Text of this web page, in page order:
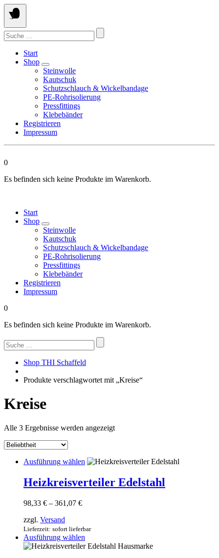
Springen
Sie
zum
Inhalt
Suchen
nach:
Start
Shop
Steinwolle
Kautschuk
Schutzschlauch & Wickelbandage
PE-Rohrisolierung
Pressfittings
Klebebänder
Registrieren
Impressum
0
Es befinden sich keine Produkte im Warenkorb.
Start
Shop
Steinwolle
Kautschuk
Schutzschlauch & Wickelbandage
PE-Rohrisolierung
Pressfittings
Klebebänder
Registrieren
Impressum
0
Es befinden sich keine Produkte im Warenkorb.
Suchen
nach:
Shop THI Schaffeld
Produkte verschlagwortet mit „Kreise“
Kreise
Alle 3 Ergebnisse werden angezeigtNach
Ausführung wählen Dieses
weist
mehrere
können
der
Heizkreisverteiler Edelstahl
98,33 € – 361,07 €Preisspanne:
361,07 €
zzgl. Versand
Lieferzeit: sofort lieferbar
Ausführung wählen
Produkt